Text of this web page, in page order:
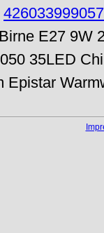
E27 9W
35LED
Epistar